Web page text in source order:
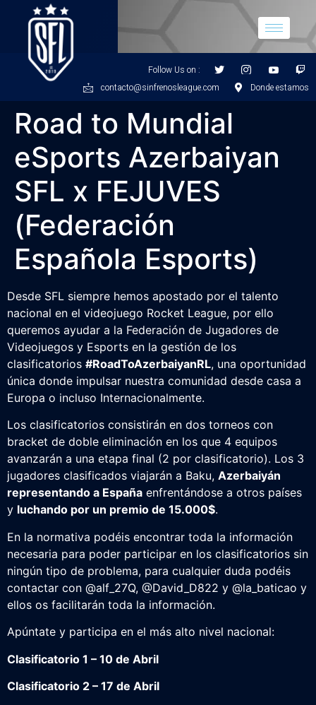
Follow Us on :
contacto@sinfrenosleague.com
Donde estamos
Road to Mundial
eSports Azerbaiyan
SFL x FEJUVES
(Federación
Española Esports)
Desde SFL siempre hemos apostado por el talento
nacional en el videojuego Rocket League, por ello
queremos ayudar a la Federación de Jugadores de
Videojuegos y Esports en la gestión de los
clasificatorios #RoadToAzerbaiyanRL, una oportunidad
única donde impulsar nuestra comunidad desde casa a
Europa o incluso Internacionalmente.
Los clasificatorios consistirán en dos torneos con
bracket de doble eliminación en los que 4 equipos
avanzarán a una etapa final (2 por clasificatorio). Los 3
jugadores clasificados viajarán a Baku, Azerbaiyán
representando a España enfrentándose a otros países
y luchando por un premio de 15.000$.
En la normativa podéis encontrar toda la información
necesaria para poder participar en los clasificatorios sin
ningún tipo de problema, para cualquier duda podéis
contactar con @alf_27Q, @David_D822 y @la_baticao y
ellos os facilitarán toda la información.
Apúntate y participa en el más alto nivel nacional:
Clasificatorio 1 – 10 de Abril
Clasificatorio 2 – 17 de Abril